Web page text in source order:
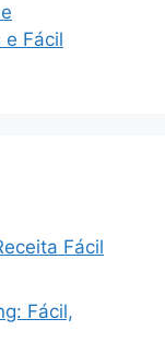
Fácil
Fácil
Fácil,